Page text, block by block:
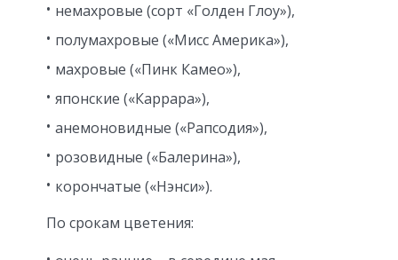
немахровые (сорт «Голден Глоу»),
полумахровые («Мисс Америка»),
махровые («Пинк Камео»),
японские («Каррара»),
анемоновидные («Рапсодия»),
розовидные («Балерина»),
корончатые («Нэнси»).
По срокам цветения: